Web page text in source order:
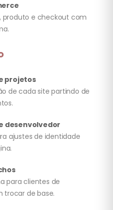
produto e checkout com
projetos
de cada site partindo de
desenvolvedor
ajustes de identidade
para clientes de
trocar de base.